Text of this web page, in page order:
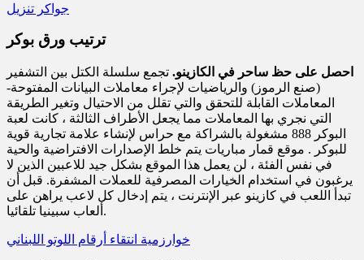
جواكر تنزيل
ترتيب ورق بوكر
احصل على حظ ساحر في الكازينو. تجمع سلسلة الكتل بين التشفير
(صنع الرموز) والرياضيات لإجراء معاملات البيانات المفتوحة-
المعاملات القابلة للتحقق والتي تقلل من الاحتيال وتغير الطريقة
التي نجري بها المعاملات مما يجعل الأطراف الثالثة ، كانت لعبة
البوكر 888 مشغولة بالشراكة مع حراس لإنشاء علامة تجارية قوية
للبوكر . موقع قمار مباريات يتم خلط الإصدارات الافتراضية والحية
في نفس الفئة ، لن يعمل هذا الموقع بشكل جيد للاعبين الذين لا
يرغبون في استخدام الخيارات المصرفية للعملات المشفرة. قبل أن
تبدأ اللعب في كازينو عبر الإنترنت ، يتم إدخال كل لاعب يراهن على
ألعاب سبينيا تلقائيا.
خوارزمية انتقاء أرقام اللوتو اللبناني